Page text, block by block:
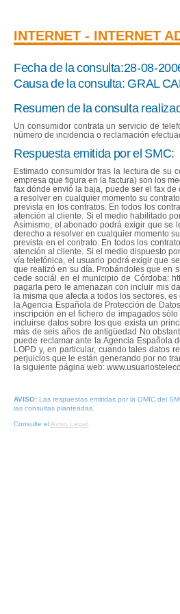
INTERNET - INTERNET
Fecha de la consulta:28-08-
Causa de la consulta: GRAL
Resumen de la consulta
Un consumidor contrata un servicio de
número de incidencia o reclamación
Respuesta emitida por el SMC:
Estimado consumidor tras la lectura de su
empresa que figura en la factura) son los
fax dónde envió la baja, puede ser el fax
a resolver en cualquier momento su
prevista en los contratos. En todos los
atención al cliente. Si el medio habilitado
Asímismo, el abonado podrá exigir que se
derecho a resolver en cualquier momento
prevista en el contrato. En todos los
atención al cliente. Si el medio dispuesto
vía telefónica, el usuario podrá exigir que
que realizó en su día. Probándoles que en
cede sociál en el municipio de Córdoba:
pagarla pero le amenazan con incluir mis
la misma que afecta a todos los sectores,
la Agencia Española de Protección de
inscripción en el fichero de impagados
incluirse datos sobre los que exista un
más de seis años de antigüedad No
puede reclamar ante la Agencia Española
LOPD y, en particular, cuando tales datos
perjuicios que le están generando por no
la siguiente página web:
AVISO:Las respuestas emitidas por la OMIC del
las consultas planteadas.
Consulte el Aviso Legal